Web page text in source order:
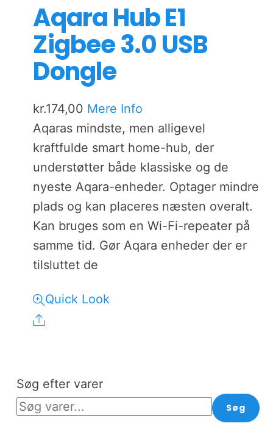
Aqara Hub E1
Zigbee 3.0 USB
Dongle
kr.174,00 Mere Info
Aqaras mindste, men alligevel
kraftfulde smart home-hub, der
understøtter både klassiske og de
nyeste Aqara-enheder. Optager mindre
plads og kan placeres næsten overalt.
Kan bruges som en Wi-Fi-repeater på
samme tid. Gør Aqara enheder der er
tilsluttet de
Quick Look
Share
Søg efter varer
Søg